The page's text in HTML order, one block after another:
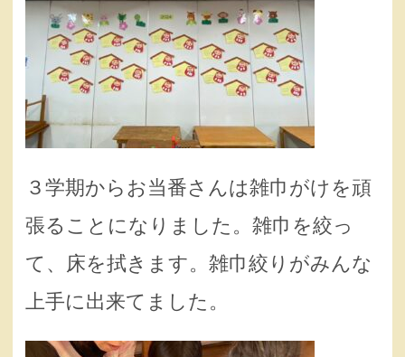
３学期からお当番さんは雑巾がけを頑
張ることになりました。雑巾を絞っ
て、床を拭きます。雑巾絞りがみんな
上手に出来てました。